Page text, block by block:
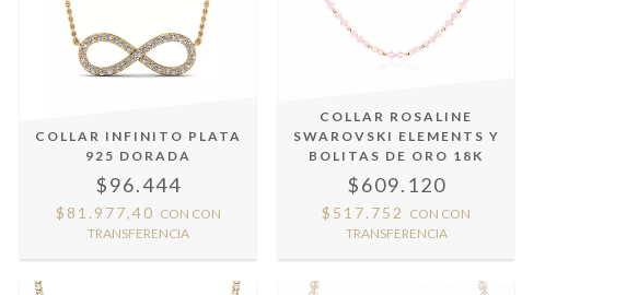
COLLAR INFINITO PLATA
925 DORADA
$96.444
$81.977,40 CON CON
TRANSFERENCIA
COLLAR ROSALINE
SWAROVSKI ELEMENTS Y
BOLITAS DE ORO 18K
$609.120
$517.752 CON CON
TRANSFERENCIA